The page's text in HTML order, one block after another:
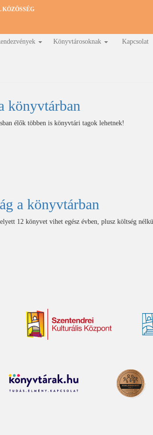
Könyvtárosoknak Kapcsolat
könyvtárban
élők többen is könyvtári tagok lehetnek!
a könyvtárban
12 könyvet vihet egész évben, plusz költség